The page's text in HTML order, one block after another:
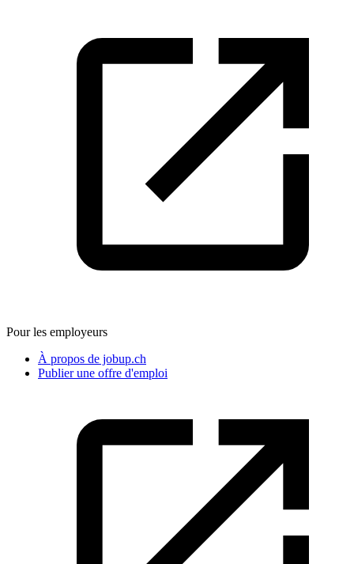
Pour les employeurs
À propos de jobup.ch
Publier une offre d'emploi